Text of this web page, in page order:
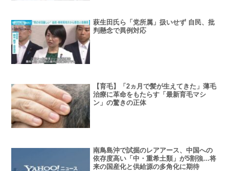
萩生田氏ら「党所属」扱いせず 自民、批
判懸念で異例対応
【育毛】「2ヵ月で髪が生えてきた」薄毛
治療に革命をもたらす「最新育毛マシ
ン」の驚きの正体
南鳥島沖で試掘のレアアース、中国への
依存度高い「中・重希土類」が5割強…将
来の国産化と供給源の多角化に期待